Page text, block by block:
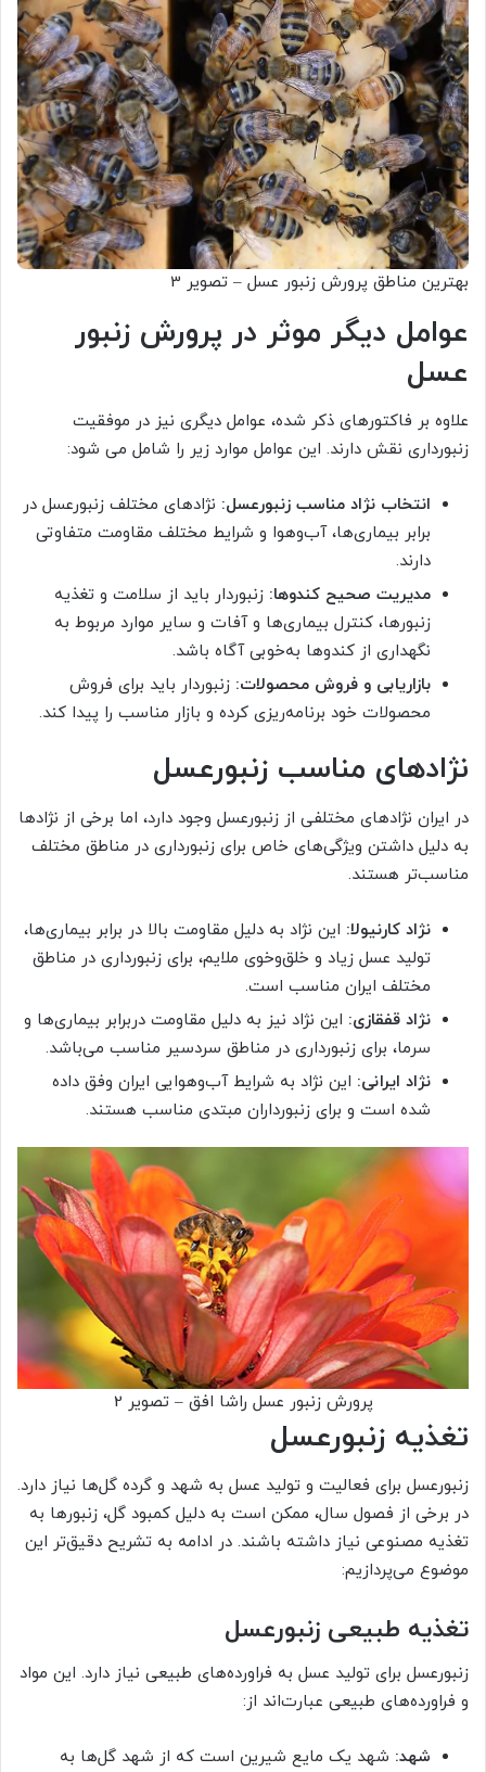
بهترین مناطق پرورش زنبور عسل – تصویر 3
عوامل دیگر موثر در پرورش زنبور
عسل
علاوه بر فاکتورهای ذکر شده، عوامل دیگری نیز در موفقیت
زنبورداری نقش دارند. این عوامل موارد زیر را شامل می شود:
انتخاب نژاد مناسب زنبورعسل: نژادهای مختلف زنبورعسل در
برابر بیماری‌ها، آب‌وهوا و شرایط مختلف مقاومت متفاوتی
دارند.
مدیریت صحیح کندوها: زنبوردار باید از سلامت و تغذیه
زنبورها، کنترل بیماری‌ها و آفات و سایر موارد مربوط به
نگهداری از کندوها به‌خوبی آگاه باشد.
بازاریابی و فروش محصولات: زنبوردار باید برای فروش
محصولات خود برنامه‌ریزی کرده و بازار مناسب را پیدا کند.
نژادهای مناسب زنبورعسل
در ایران نژادهای مختلفی از زنبورعسل وجود دارد، اما برخی از نژادها
به دلیل داشتن ویژگی‌های خاص برای زنبورداری در مناطق مختلف
مناسب‌تر هستند.
نژاد کارنیولا: این نژاد به دلیل مقاومت بالا در برابر بیماری‌ها،
تولید عسل زیاد و خلق‌وخوی ملایم، برای زنبورداری در مناطق
مختلف ایران مناسب است.
نژاد قفقازی: این نژاد نیز به دلیل مقاومت دربرابر بیماری‌ها و
سرما، برای زنبورداری در مناطق سردسیر مناسب می‌باشد.
نژاد ایرانی: این نژاد به شرایط آب‌وهوایی ایران وفق داده
شده است و برای زنبورداران مبتدی مناسب هستند.
پرورش زنبور عسل راشا افق – تصویر 2
تغذیه زنبورعسل
زنبورعسل برای فعالیت و تولید عسل به شهد و گرده گل‌ها نیاز دارد.
در برخی از فصول سال، ممکن است به دلیل کمبود گل، زنبورها به
تغذیه مصنوعی نیاز داشته باشند. در ادامه به تشریح دقیق‌تر این
موضوع می‌پردازیم:
تغذیه طبیعی زنبورعسل
زنبورعسل برای تولید عسل به فراورده‌های طبیعی نیاز دارد. این مواد
و فراورده‌های طبیعی عبارت‌اند از:
شهد: شهد یک مایع شیرین است که از شهد گل‌ها به